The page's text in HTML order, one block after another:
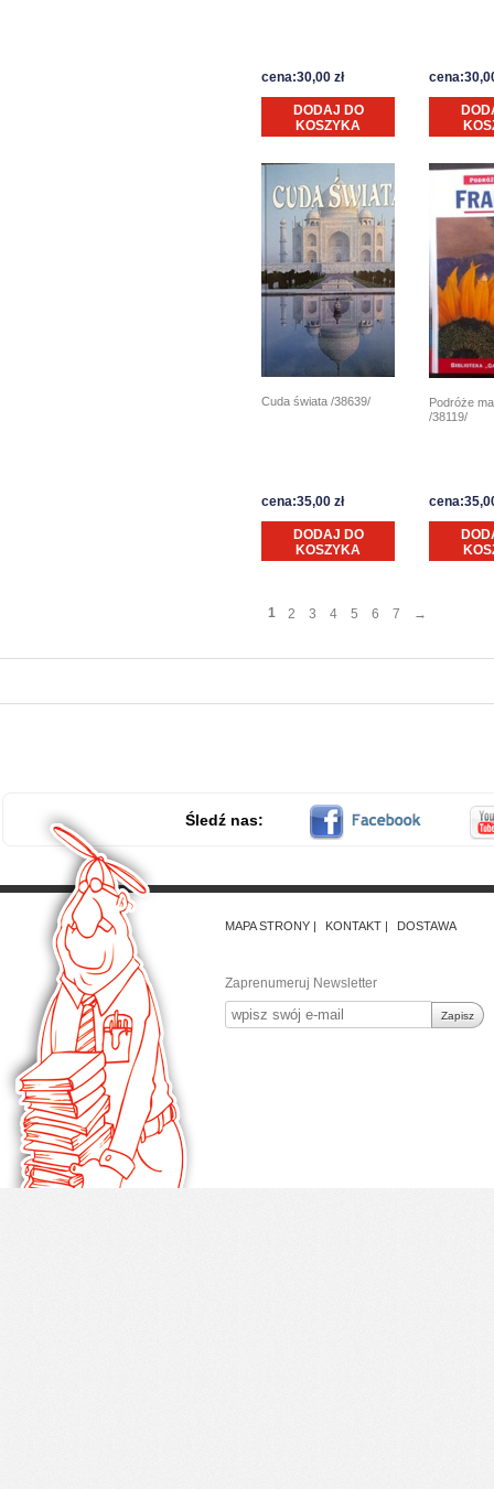
cena:30,00 zł
DODAJ DO
KOSZYKA
Cuda świata /38639/
cena:35,00 zł
DODAJ DO
KOSZYKA
Podróże
/38119/
1 2 3 4 5 6 7 →
Śledź nas:
MAPA STRONY KONTAKT DOSTAWA
Zaprenumeruj Newsletter